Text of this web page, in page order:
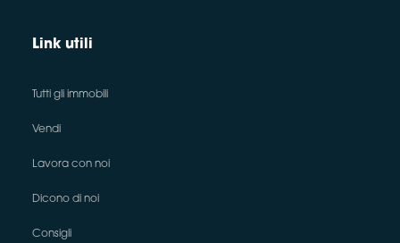
Link utili
Tutti gli immobili
Vendi
Lavora con noi
Dicono di noi
Consigli